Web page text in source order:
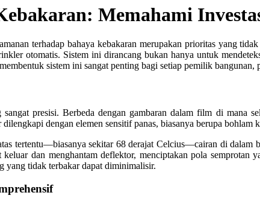
Memahami
terhadap bahaya kebakaran merupakan prioritas yang
otomatis. Sistem ini dirancang bukan hanya untuk
sistem ini sangat penting bagi setiap pemilik bangunan,
presisi. Berbeda dengan gambaran dalam film di mana
dengan elemen sensitif panas, biasanya berupa
tertentu—biasanya sekitar 68 derajat Celcius—cairan di dalam
dan menghantam deflektor, menciptakan pola
yang tidak terbakar dapat diminimalisir.